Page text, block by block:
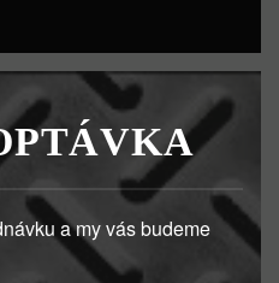
a my vás budeme